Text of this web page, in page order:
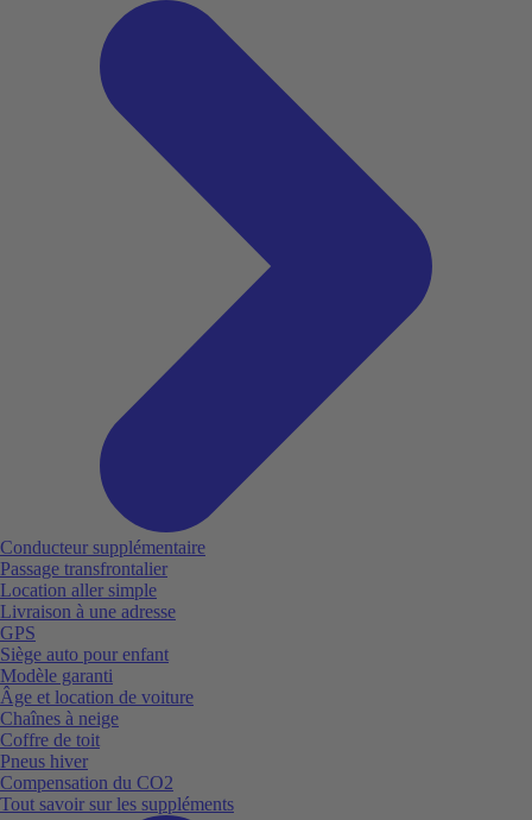
Conducteur supplémentaire
Passage transfrontalier
Location aller simple
Livraison à une adresse
GPS
Siège auto pour enfant
Modèle garanti
Âge et location de voiture
Chaînes à neige
Coffre de toit
Pneus hiver
Compensation du CO2
Tout savoir sur les suppléments